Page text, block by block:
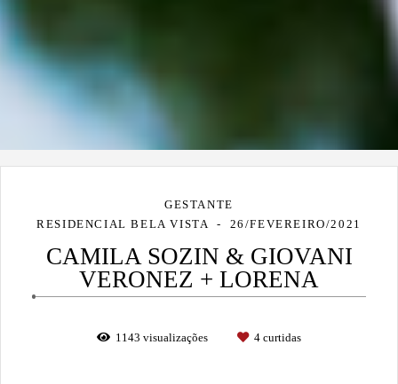
GESTANTE
RESIDENCIAL BELA VISTA
26/FEVEREIRO/2021
CAMILA SOZIN & GIOVANI
VERONEZ + LORENA
1143 visualizações 4 curtidas